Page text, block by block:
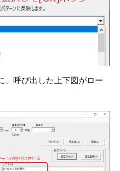
、呼び出した上下図がロー